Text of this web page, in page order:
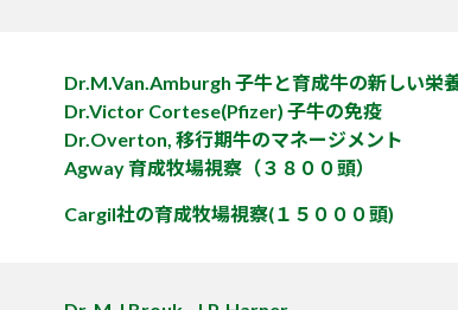
Dr.M.Van.Amburgh 子牛と育成牛の新しい栄
Dr.Victor Cortese(Pfizer) 子牛の免疫
Dr.Overton, 移行期牛のマネージメント
Agway 育成牧場視察（３８００頭）
Cargil社の育成牧場視察(１５０００頭)